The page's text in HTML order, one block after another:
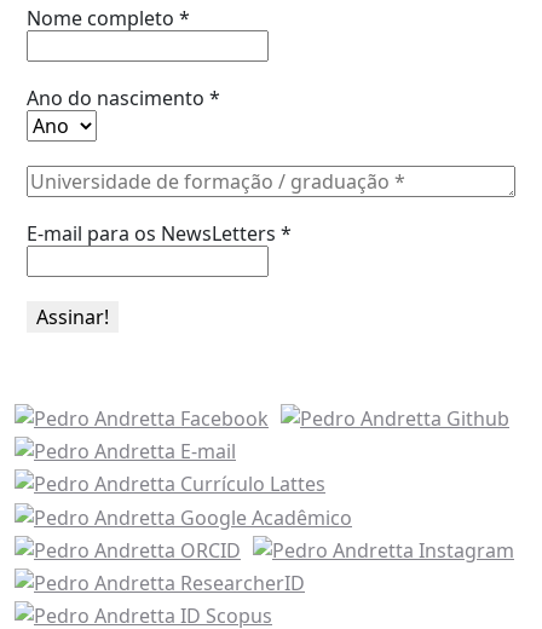
Nome completo *
Ano do nascimento *
E-mail para os NewsLetters *